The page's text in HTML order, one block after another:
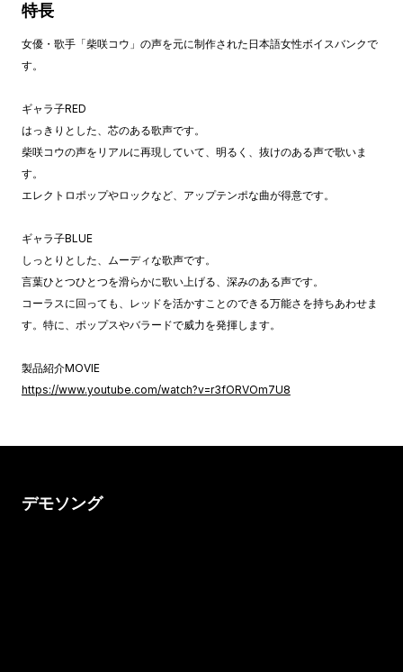
特長
女優・歌手「柴咲コウ」の声を元に制作された日本語女性ボイスバンクで
す。
ギャラ子RED
はっきりとした、芯のある歌声です。
柴咲コウの声をリアルに再現していて、明るく、抜けのある声で歌いま
す。
エレクトロポップやロックなど、アップテンポな曲が得意です。
ギャラ子BLUE
しっとりとした、ムーディな歌声です。
言葉ひとつひとつを滑らかに歌い上げる、深みのある声です。
コーラスに回っても、レッドを活かすことのできる万能さを持ちあわせま
す。特に、ポップスやバラードで威力を発揮します。
製品紹介MOVIE
https://www.youtube.com/watch?v=r3fORVOm7U8
デモソング